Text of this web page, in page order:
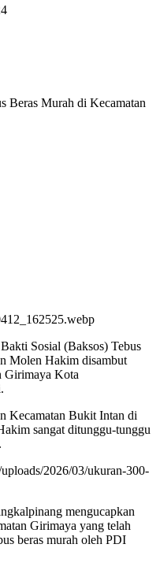
Murah di Kecamatan
Sosial (Baksos) Tebus
Molen Hakim disambut
Kota
Kecamatan Bukit Intan di
sangat ditunggu-tunggu
mengucapkan
Girimaya yang telah
beras murah oleh PDI